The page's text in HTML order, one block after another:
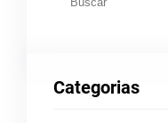
a
Categorias